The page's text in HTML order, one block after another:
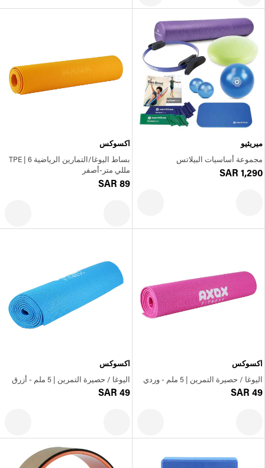
ميريثيو
مجموعة أساسيات البيلاتس
SAR 1,290
اكسوكس
بساط اليوغا/التمارين الرياضية TPE | 6
مللي متر-أصفر
SAR 89
اكسوكس
اليوغا / حصيرة التمرين | 5 ملم - وردي
SAR 49
اكسوكس
اليوغا / حصيرة التمرين | 5 ملم - أزرق
SAR 49